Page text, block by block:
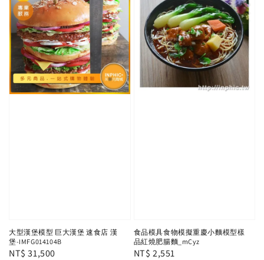
大型漢堡模型 巨大漢堡 速食店 漢
堡-IMFG014104B
Regular
NT$ 31,500
食品模具食物模擬重慶小麵模型樣
品紅燒肥腸麵_mCyz
Regular
NT$ 2,551